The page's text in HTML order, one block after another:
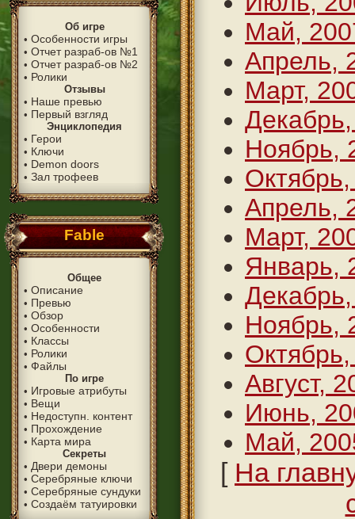
Об игре
• Особенности игры
• Отчет разраб-ов №1
• Отчет разраб-ов №2
• Ролики
Отзывы
• Наше превью
• Первый взгляд
Энциклопедия
• Герои
• Ключи
• Demon doors
• Зал трофеев
Fable
Общее
• Описание
• Превью
• Обзор
• Особенности
• Классы
• Ролики
• Файлы
По игре
• Игровые атрибуты
• Вещи
• Недоступн. контент
• Прохождение
• Карта мира
Секреты
• Двери демоны
• Серебряные ключи
• Серебряные сундуки
• Создаём татуировки
Май,
Апрель,
Март,
Ноябрь,
Апрель,
Март,
Январь,
Ноябрь,
Август,
Июнь,
Май,
[ На